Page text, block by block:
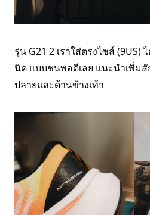
รุ่น G21 2 เราใส่ตรงไซส์ (9US)
นิด แบบชนพอดีเลย แนะนำเพิ่ม
ปลายและด้านข้างเท้า